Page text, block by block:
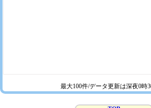
最大100件/データ更新は深夜0時